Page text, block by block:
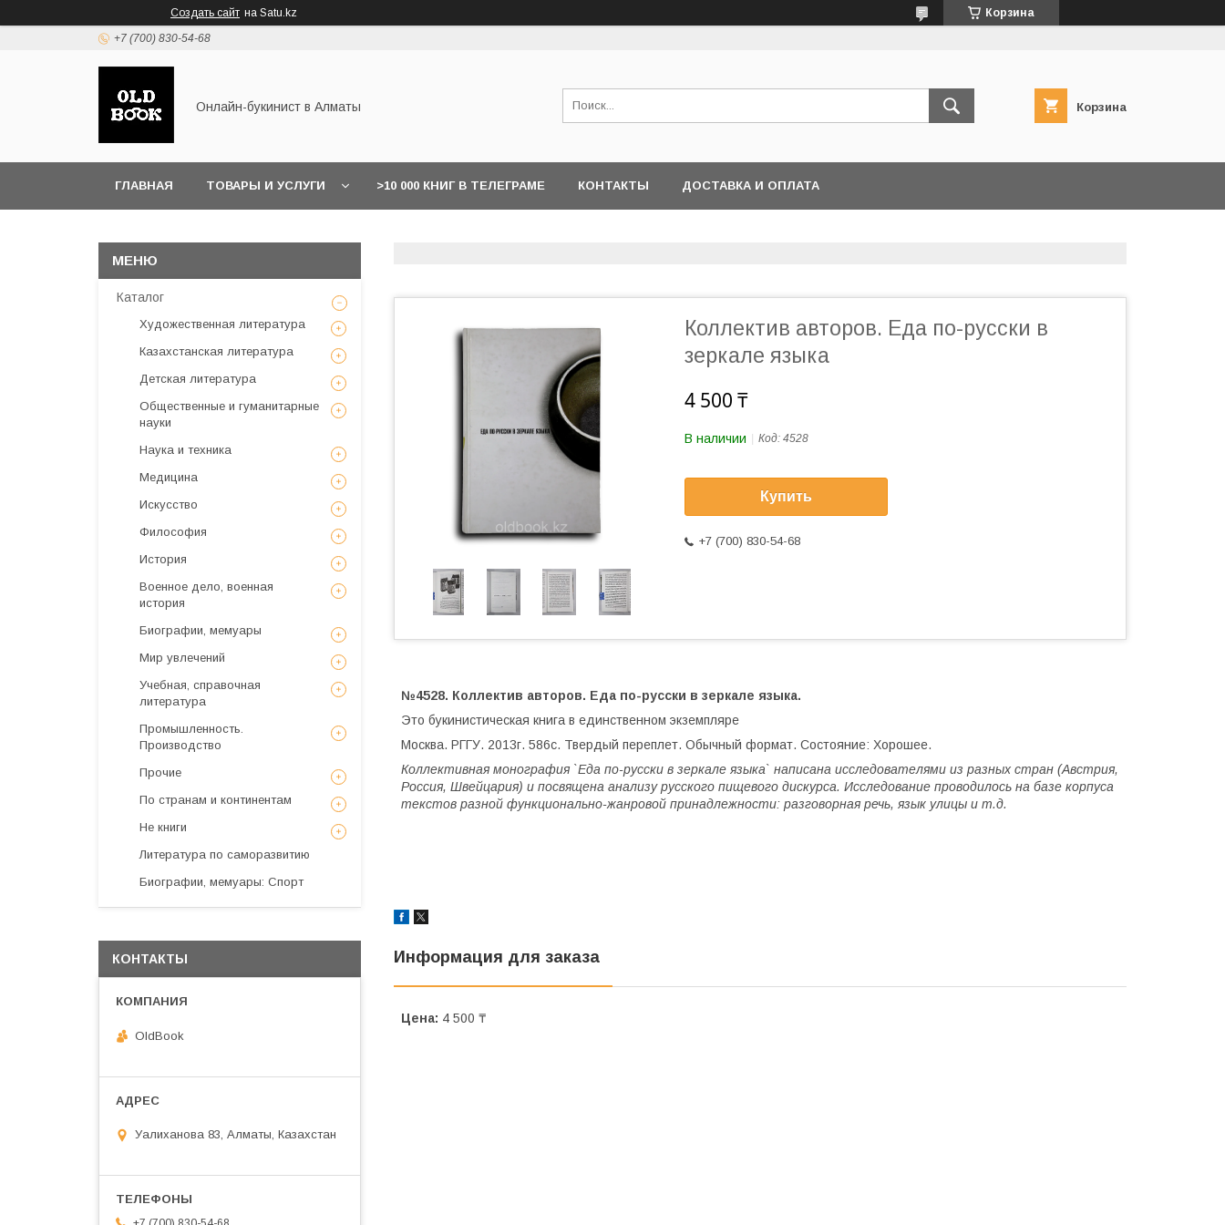
Создать сайт на Satu.kz Корзина
+7 (700) 830-54-68
Онлайн-букинист в Алматы Корзина
ГЛАВНАЯ ТОВАРЫ И УСЛУГИ >10 000 КНИГ В ТЕЛЕГРАМЕ КОНТАКТЫ ДОСТАВКА И ОПЛАТА
Коллектив авторов. Еда по-русски в
зеркале языка
4 500 ₸
В наличии Код: 4528
Купить
+7 (700) 830-54-68
№4528. Коллектив авторов. Еда по-русски в зеркале языка.
Это букинистическая книга в единственном экземпляре
Москва. РГГУ. 2013г. 586с. Твердый переплет. Обычный формат. Состояние: Хорошее.
Коллективная монография `Еда по-русски в зеркале языка` написана исследователями из разных стран (Австрия,
Россия, Швейцария) и посвящена анализу русского пищевого дискурса. Исследование проводилось на базе корпуса
текстов разной функционально-жанровой принадлежности: разговорная речь, язык улицы и т.д.
Информация для заказа
Цена: 4 500 ₸
Каталог
Художественная литература
Казахстанская литература
Детская литература
Общественные и гуманитарные
науки
Наука и техника
Медицина
Искусствo
Философия
История
Военное дело, военная
история
Биографии, мемуары
Мир увлечений
Учебная, справочная
литература
Промышленность.
Производство
Прочие
По странам и континентам
Не книги
Литература по саморазвитию
Биографии, мемуары: Спорт
КОНТАКТЫ
OldBook
Уалиханова 83, Алматы, Казахстан